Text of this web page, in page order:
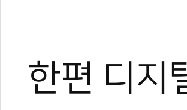
한편 디지